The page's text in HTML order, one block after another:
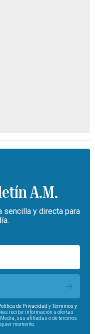
A.M.
sencilla y directa para
de Privacidad yTérminos y
recibir información u ofertas
sus afiliadas o de terceros.
momento.